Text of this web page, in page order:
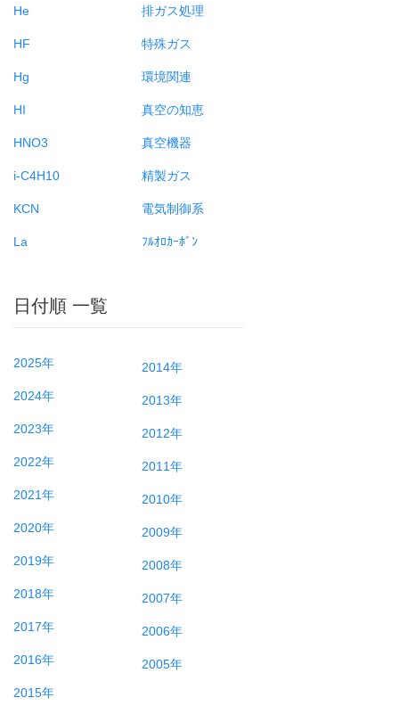
He
HF
Hg
HI
HNO3
i-C4H10
KCN
La
排ガス処理
特殊ガス
環境関連
真空の知恵
真空機器
精製ガス
電気制御系
ﾌﾙｵﾛｶｰﾎﾞﾝ
日付順 一覧
2025年
2024年
2023年
2022年
2021年
2020年
2019年
2018年
2017年
2016年
2015年
2014年
2013年
2012年
2011年
2010年
2009年
2008年
2007年
2006年
2005年